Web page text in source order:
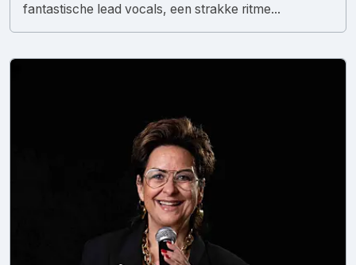
fantastische lead vocals, een strakke ritme...